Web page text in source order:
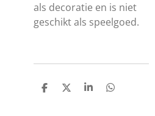
als decoratie en is niet
geschikt als speelgoed.
D
D
S
D